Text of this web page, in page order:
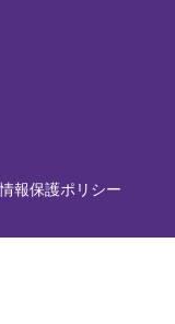
報保護ポリシー